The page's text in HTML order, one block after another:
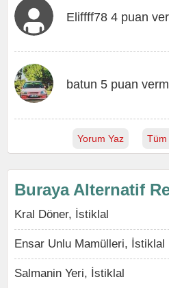
Eliffff78 4 puan
batun 5 puan
Yorum Yaz Tüm
Buraya Alternatif
Kral Döner, İstiklal
Ensar Unlu Mamülleri, İstiklal
Salmanin Yeri, İstiklal